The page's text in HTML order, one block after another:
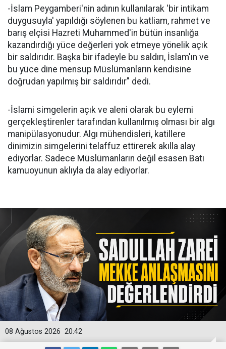
-İslam Peygamberi'nin adının kullanılarak 'bir intikam
duygusuyla' yapıldığı söylenen bu katliam, rahmet ve
barış elçisi Hazreti Muhammed'in bütün insanlığa
kazandırdığı yüce değerleri yok etmeye yönelik açık
bir saldırıdır. Başka bir ifadeyle bu saldırı, İslam'ın ve
bu yüce dine mensup Müslümanların kendisine
doğrudan yapılmış bir saldırıdır" dedi.
-İslami simgelerin açık ve aleni olarak bu eylemi
gerçekleştirenler tarafından kullanılmış olması bir algı
manipülasyonudur. Algı mühendisleri, katillere
dinimizin simgelerini telaffuz ettirerek akılla alay
ediyorlar. Sadece Müslümanların değil esasen Batı
kamuoyunun aklıyla da alay ediyorlar.
20:42
08 Ağustos 2026